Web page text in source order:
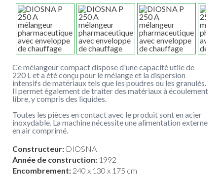
Ce mélangeur compact dispose d'une capacité utile de
220 L et a été conçu pour le mélange et la dispersion
intensifs de matériaux tels que les poudres ou les granulés.
Il permet également de traiter des matériaux à écoulement
libre, y compris des liquides.
Toutes les pièces en contact avec le produit sont en acier
inoxydable. La machine nécessite une alimentation externe
en air comprimé.
Constructeur: DIOSNA
Année de construction: 1992
Encombrement: 240 x 130 x 175 cm